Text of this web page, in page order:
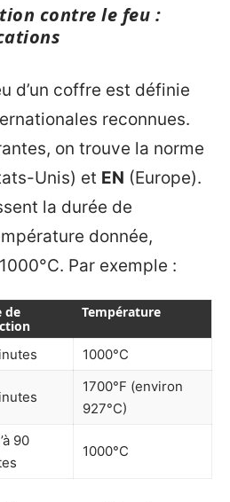
contre le feu :
d’un coffre est définie
reconnues.
on trouve la norme
Unis) et EN (Europe).
la durée de
donnée,
Par exemple :
de
Température
1000°C
1700°F (environ
927°C)
90
1000°C